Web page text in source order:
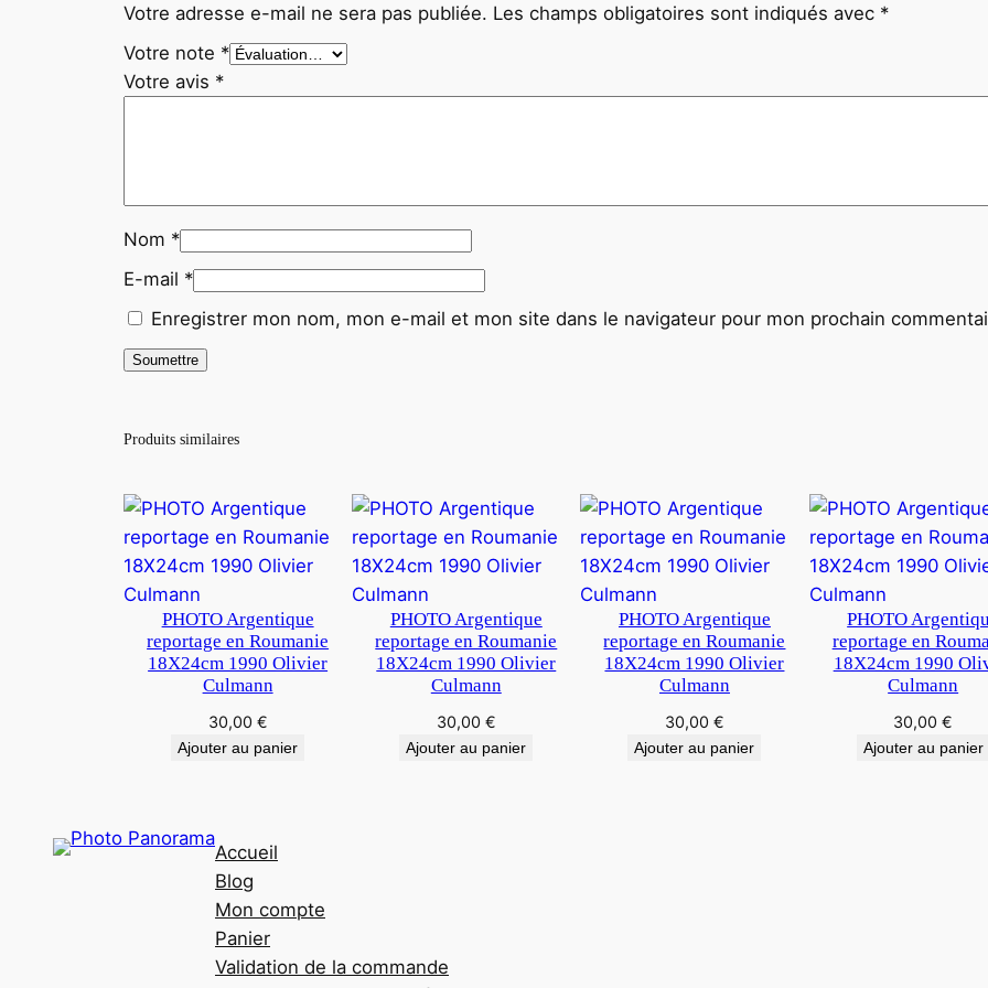
o
v
c
E
T
B
A
N
C
Votre adresse e-mail ne sera pas publiée. Les champs obligatoires sont indiqués avec *
Votre note *
Votre avis *
Nom *
E-mail *
Enregistrer mon nom, mon e-mail et mon site dans le navigateur pour mon prochain
Produits similaires
PHOTO Argentique
reportage en Roumanie
18X24cm 1990 Olivier
Culmann
30,00 €
Ajouter au panier
PHOTO Argentique
reportage en Roumanie
18X24cm 1990 Olivier
Culmann
30,00 €
Ajouter au panier
PHOTO Argentique
reportage en Roumanie
18X24cm 1990 Olivier
Culmann
30,00 €
Ajouter au panier
PHOTO
reportage en
18X24cm 1990
Culmann
30,00€
Ajouter au panier
Accueil
Blog
Mon compte
Panier
Validation de la commande